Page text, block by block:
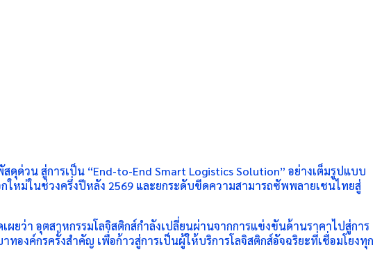
ด่วน สู่การเป็น “End-to-End Smart Logistics Solution” อย่างเต็มรูปแบบ
ใหม่ในช่วงครึ่งปีหลัง 2569 และยกระดับขีดความสามารถซัพพลายเชนไทยสู่
ผยว่า อุตสาหกรรมโลจิสติกส์กำลังเปลี่ยนผ่านจากการแข่งขันด้านราคาไปสู่การ
งค์กรครั้งสำคัญ เพื่อก้าวสู่การเป็นผู้ให้บริการโลจิสติกส์อัจฉริยะที่เชื่อมโยงทุก